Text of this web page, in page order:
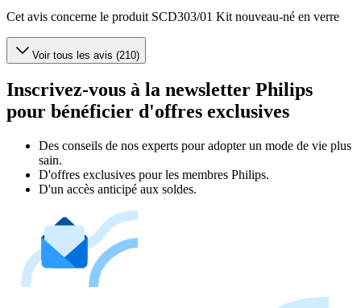
Cet avis concerne le produit SCD303/01 Kit nouveau-né en verre
Voir tous les avis (210)
Inscrivez-vous à la newsletter Philips
pour bénéficier d'offres exclusives
Des conseils de nos experts pour adopter un mode de vie plus
sain.
D'offres exclusives pour les membres Philips.
D'un accès anticipé aux soldes.